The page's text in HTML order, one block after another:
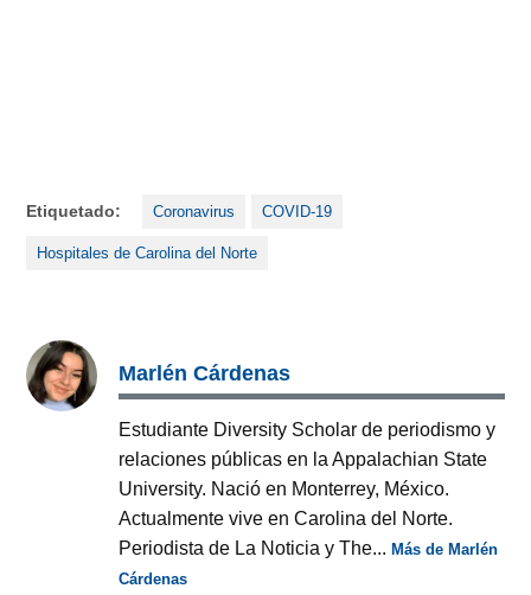
Etiquetado: Coronavirus COVID-19
Hospitales de Carolina del Norte
Marlén Cárdenas
Estudiante Diversity Scholar de periodismo y
relaciones públicas en la Appalachian State
University. Nació en Monterrey, México.
Actualmente vive en Carolina del Norte.
Periodista de La Noticia y The...Más de Marlén
Cárdenas